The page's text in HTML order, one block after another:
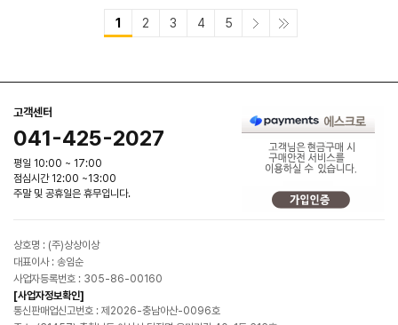
1 2 3 4 5
고객센터
041-425-2027
평일 10:00 ~ 17:00
점심시간 12:00 ~13:00
주말 및 공휴일은 휴무입니다.
상호명 : (주)상상이상
대표이사 : 송임순
사업자등록번호 : 305-86-00160
[사업자정보확인]
통신판매업신고번호 : 제2026-충남아산-0096호